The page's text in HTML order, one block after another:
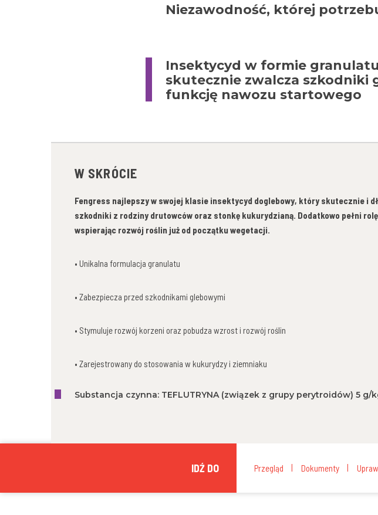
Niezawodność, której
Insektycyd w formie
skutecznie zwalcza szkodniki
funkcję nawozu startowego
W SKRÓCIE
Fengress najlepszy w swojej klasie insektycyd doglebowy, który skutecznie i
szkodniki z rodziny drutowców oraz stonkę kukurydzianą. Dodatkowo pełni
wspierając rozwój roślin już od początku wegetacji.
• Unikalna formulacja granulatu
• Zabezpiecza przed szkodnikami glebowymi
• Stymuluje rozwój korzeni oraz pobudza wzrost i rozwój roślin
• Zarejestrowany do stosowania w kukurydzy i ziemniaku
Substancja czynna: TEFLUTRYNA (związek z grupy perytroidów) 5 g/
IDŹ DO Przegląd Dokumenty